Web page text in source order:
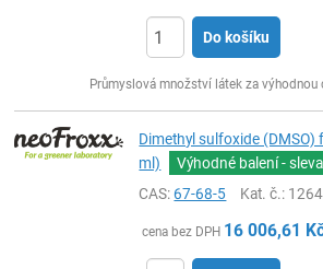
Do košíku
Průmyslová množství látek za výhodnou
Dimethyl sulfoxide (DMSO)
ml)
Výhodné balení - sleva
CAS:67-68-5 Kat. č.:
cena bez DPH 16 006,61